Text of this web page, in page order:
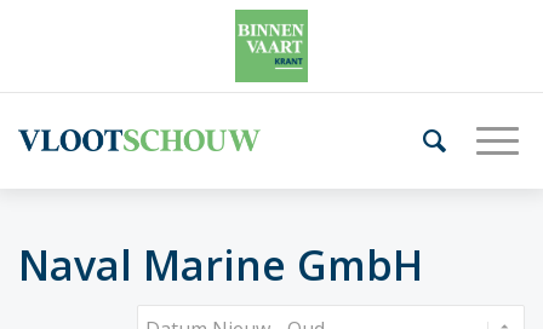
Naval Marine GmbH